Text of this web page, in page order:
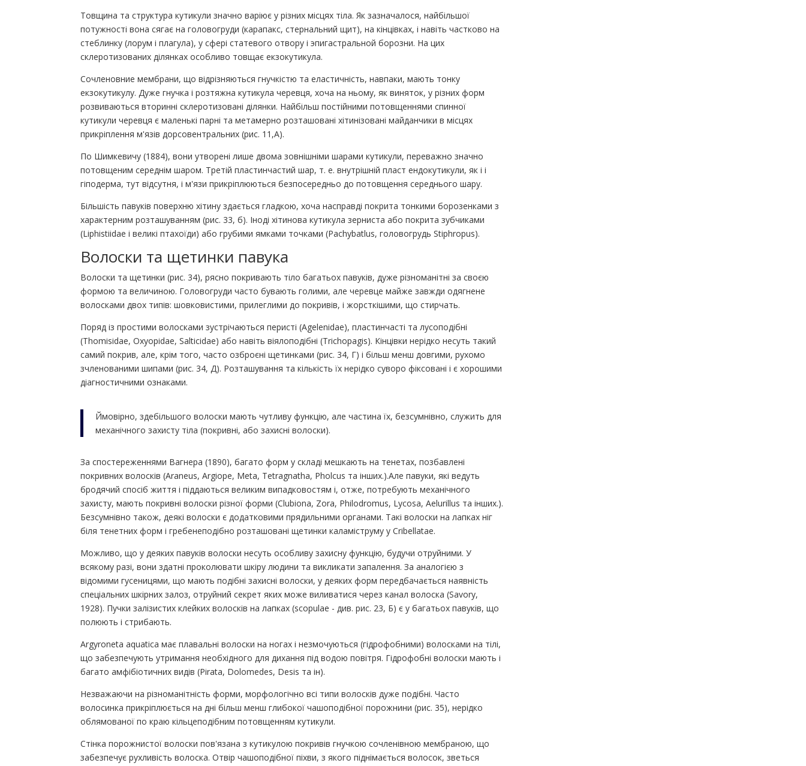
Товщина та структура кутикули значно варіює у різних місцях тіла. Як зазначалося, найбільшої
потужності вона сягає на головогруди (карапакс, стернальний щит), на кінцівках, і навіть частково на
стеблинку (лорум і плагула), у сфері статевого отвору і эпигастральной борозни. На цих
склеротизованих ділянках особливо товщає екзокутикула.
Сочленовние мембрани, що відрізняються гнучкістю та еластичність, навпаки, мають тонку
екзокутикулу. Дуже гнучка і розтяжна кутикула черевця, хоча на ньому, як виняток, у різних форм
розвиваються вторинні склеротизовані ділянки. Найбільш постійними потовщеннями спинної
кутикули черевця є маленькі парні та метамерно розташовані хітинізовані майданчики в місцях
прикріплення м'язів дорсовентральних (рис. 11,А).
По Шимкевичу (1884), вони утворені лише двома зовнішніми шарами кутикули, переважно значно
потовщеним середнім шаром. Третій пластинчастий шар, т. е. внутрішній пласт ендокутикули, як і і
гіподерма, тут відсутня, і м'язи прикріплюються безпосередньо до потовщення середнього шару.
Більшість павуків поверхню хітину здається гладкою, хоча насправді покрита тонкими борозенками з
характерним розташуванням (рис. 33, б). Іноді хітинова кутикула зерниста або покрита зубчиками
(Liphistiidae і великі птахоїди) або грубими ямками точками (Pachybatlus, головогрудь Stiphropus).
Волоски та щетинки павука
Волоски та щетинки (рис. 34), рясно покривають тіло багатьох павуків, дуже різноманітні за своєю
формою та величиною. Головогруди часто бувають голими, але черевце майже завжди одягнене
волосками двох типів: шовковистими, прилеглими до покривів, і жорсткішими, що стирчать.
Поряд із простими волосками зустрічаються перисті (Agelenidae), пластинчасті та лусоподібні
(Thomisidae, Oxyopidae, Salticidae) або навіть віялоподібні (Trichopagis). Кінцівки нерідко несуть такий
самий покрив, але, крім того, часто озброєні щетинками (рис. 34, Г) і більш менш довгими, рухомо
зчленованими шипами (рис. 34, Д). Розташування та кількість їх нерідко суворо фіксовані і є хорошими
діагностичними ознаками.
Ймовірно, здебільшого волоски мають чутливу функцію, але частина їх, безсумнівно, служить для
механічного захисту тіла (покривні, або захисні волоски).
За спостереженнями Вагнера (1890), багато форм у складі мешкають на тенетах, позбавлені
покривних волосків (Araneus, Argiope, Meta, Tetragnatha, Pholcus та інших.).Але павуки, які ведуть
бродячий спосіб життя і піддаються великим випадковостям і, отже, потребують механічного
захисту, мають покривні волоски різної форми (Clubiona, Zora, Philodromus, Lycosa, Aelurillus та інших.).
Безсумнівно також, деякі волоски є додатковими прядильними органами. Такі волоски на лапках ніг
біля тенетних форм і гребенеподібно розташовані щетинки каламіструму у Cribellatae.
Можливо, що у деяких павуків волоски несуть особливу захисну функцію, будучи отруйними. У
всякому разі, вони здатні проколювати шкіру людини та викликати запалення. За аналогією з
відомими гусеницями, що мають подібні захисні волоски, у деяких форм передбачається наявність
спеціальних шкірних залоз, отруйний секрет яких може виливатися через канал волоска (Savory,
1928). Пучки залізистих клейких волосків на лапках (scopulae - див. рис. 23, Б) є у багатьох павуків, що
полюють і стрибають.
Argyroneta aquatica має плавальні волоски на ногах і незмочуються (гідрофобними) волосками на тілі,
що забезпечують утримання необхідного для дихання під водою повітря. Гідрофобні волоски мають і
багато амфібіотичних видів (Pirata, Dolomedes, Desis та ін).
Незважаючи на різноманітність форми, морфологічно всі типи волосків дуже подібні. Часто
волосинка прикріплюється на дні більш менш глибокої чашоподібної порожнини (рис. 35), нерідко
облямованої по краю кільцеподібним потовщенням кутикули.
Стінка порожнистої волоски пов'язана з кутикулою покривів гнучкою сочленівною мембраною, що
забезпечує рухливість волоска. Отвір чашоподібної піхви, з якого піднімається волосок, зветься